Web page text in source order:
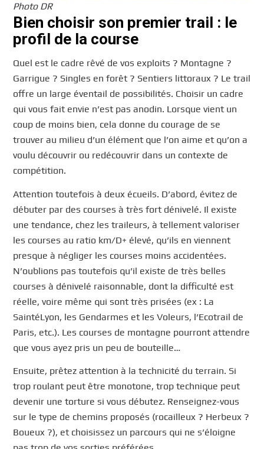
Photo DR
Bien choisir son premier trail : le
profil de la course
Quel est le cadre rêvé de vos exploits ? Montagne ?
Garrigue ? Singles en forêt ? Sentiers littoraux ? Le trail
offre un large éventail de possibilités. Choisir un cadre
qui vous fait envie n’est pas anodin. Lorsque vient un
coup de moins bien, cela donne du courage de se
trouver au milieu d’un élément que l’on aime et qu’on a
voulu découvrir ou redécouvrir dans un contexte de
compétition.
Attention toutefois à deux écueils. D’abord, évitez de
débuter par des courses à très fort dénivelé. Il existe
une tendance, chez les traileurs, à tellement valoriser
les courses au ratio km/D+ élevé, qu’ils en viennent
presque à négliger les courses moins accidentées.
N’oublions pas toutefois qu’il existe de très belles
courses à dénivelé raisonnable, dont la difficulté est
réelle, voire même qui sont très prisées (ex : La
SaintéLyon, les Gendarmes et les Voleurs, l’Ecotrail de
Paris, etc.). Les courses de montagne pourront attendre
que vous ayez pris un peu de bouteille…
Ensuite, prêtez attention à la technicité du terrain. Si
trop roulant peut être monotone, trop technique peut
devenir une torture si vous débutez. Renseignez-vous
sur le type de chemins proposés (rocailleux ? Herbeux ?
Boueux ?), et choisissez un parcours qui ne s’éloigne